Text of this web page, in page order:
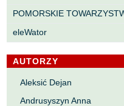
POMORSKIE
eleWator
AUTORZY
Aleksić Dejan
Andrusyszyn Anna